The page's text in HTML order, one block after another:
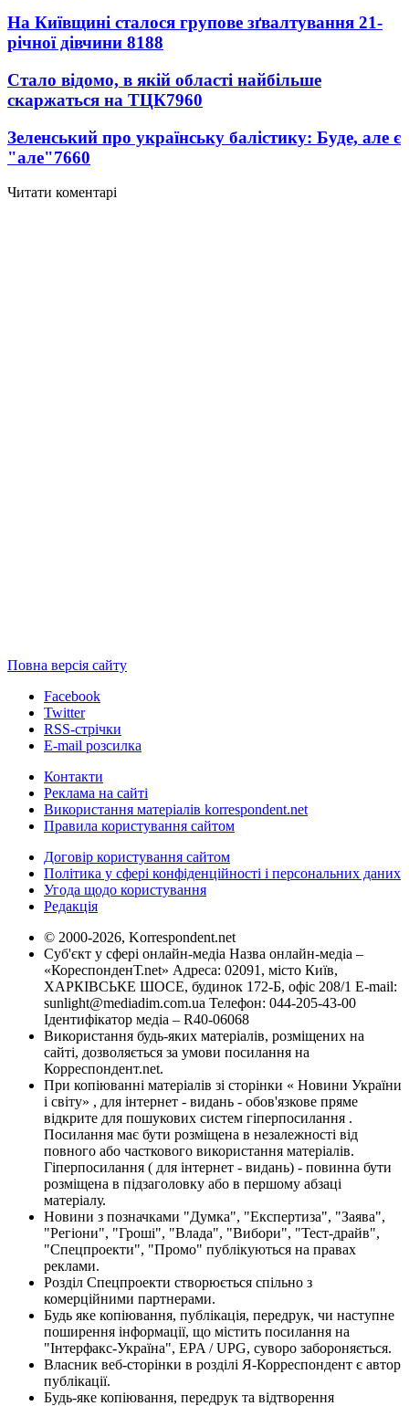
На Київщині сталося групове зґвалтування 21-
річної дівчини 8188
Стало відомо, в якій області найбільше
скаржаться на ТЦК7960
Зеленський про українську балістику: Буде, але є
"але"7660
Читати коментарі
Повна версія сайту
Facebook
Twitter
RSS-стрічки
E-mail розсилка
Контакти
Реклама на сайті
Використання матеріалів korrespondent.net
Правила користування сайтом
Договір користування сайтом
Політика у сфері конфіденційності і персональних даних
Угода щодо користування
Редакція
© 2000-2026, Korrespondent.net
Суб'єкт у сфері онлайн-медіа Назва онлайн-медіа –
«КореспонденТ.net» Адреса: 02091, місто Київ,
ХАРКІВСЬКЕ ШОСЕ, будинок 172-Б, офіс 208/1 E-mail:
sunlight@mediadim.com.ua Телефон: 044-205-43-00
Ідентифікатор медіа – R40-06068
Використання будь-яких матеріалів, розміщених на
сайті, дозволяється за умови посилання на
Корреспондент.net.
При копіюванні матеріалів зі сторінки « Новини України
і світу» , для інтернет - видань - обов'язкове пряме
відкрите для пошукових систем гіперпосилання .
Посилання має бути розміщена в незалежності від
повного або часткового використання матеріалів.
Гіперпосилання ( для інтернет - видань) - повинна бути
розміщена в підзаголовку або в першому абзаці
матеріалу.
Новини з позначками "Думка", "Експертиза", "Заява",
"Регіони", "Гроші", "Влада", "Вибори", "Тест-драйв",
"Спецпроекти", "Промо" публікуються на правах
реклами.
Розділ Спецпроекти створюється спільно з
комерційними партнерами.
Будь яке копіювання, публікація, передрук, чи наступне
поширення інформації, що містить посилання на
"Інтерфакс-Україна", EPA / UPG, суворо забороняється.
Власник веб-сторінки в розділі Я-Корреспондент є автор
публікації.
Будь-яке копіювання, передрук та відтворення